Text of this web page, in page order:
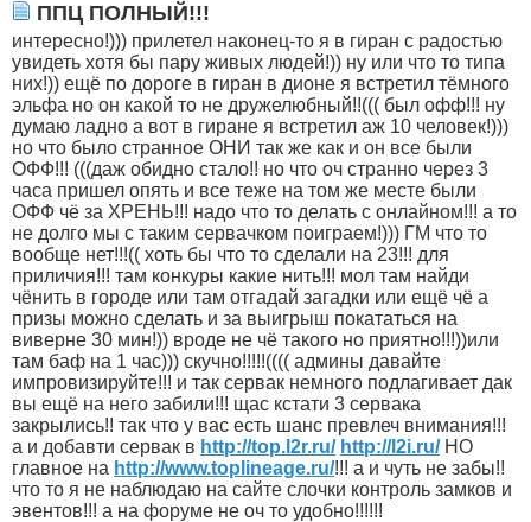
ППЦ ПОЛНЫЙ!!!
интересно!))) прилетел наконец-то я в гиран с радостью
увидеть хотя бы пару живых людей!)) ну или что то типа
них!)) ещё по дороге в гиран в дионе я встретил тёмного
эльфа но он какой то не дружелюбный!!((( был офф!!! ну
думаю ладно а вот в гиране я встретил аж 10 человек!)))
но что было странное ОНИ так же как и он все были
ОФФ!!! (((даж обидно стало!! но что оч странно через 3
часа пришел опять и все теже на том же месте были
ОФФ чё за ХРЕНЬ!!! надо что то делать с онлайном!!! а то
не долго мы с таким сервачком поиграем!))) ГМ что то
вообще нет!!!(( хоть бы что то сделали на 23!!! для
приличия!!! там конкуры какие нить!!! мол там найди
чёнить в городе или там отгадай загадки или ещё чё а
призы можно сделать и за выигрыш покататься на
виверне 30 мин!)) вроде не чё такого но приятно!!!))или
там баф на 1 час))) скучно!!!!!(((( админы давайте
импровизируйте!!! и так сервак немного подлагивает дак
вы ещё на него забили!!! щас кстати 3 сервака
закрылись!! так что у вас есть шанс превлеч внимания!!!
а и добавти сервак в http://top.l2r.ru/ http://l2i.ru/НО
главное на http://www.toplineage.ru/!!! а и чуть не забы!!
что то я не наблюдаю на сайте слочки контроль замков и
эвентов!!! а на форуме не оч то удобно!!!!!!